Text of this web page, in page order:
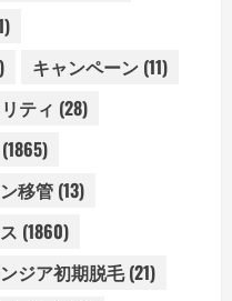
キャンペーン (11)
ティ (28)
(1865)
移管 (13)
(1860)
ジア初期脱毛(21)